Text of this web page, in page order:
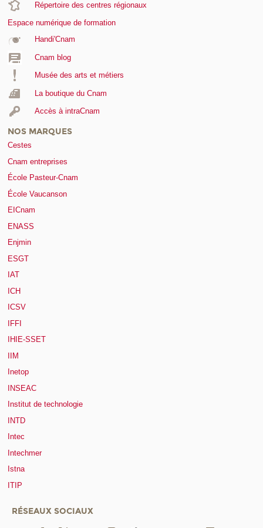
Répertoire des centres régionaux
Espace numérique de formation
Handi'Cnam
Cnam blog
Musée des arts et métiers
La boutique du Cnam
Accès à intraCnam
NOS MARQUES
Cestes
Cnam entreprises
École Pasteur-Cnam
École Vaucanson
EICnam
ENASS
Enjmin
ESGT
IAT
ICH
ICSV
IFFI
IHIE-SSET
IIM
Inetop
INSEAC
Institut de technologie
INTD
Intec
Intechmer
Istna
ITIP
RÉSEAUX SOCIAUX